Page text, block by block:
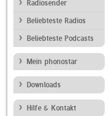
Radiosender
Beliebteste Radios
Beliebteste Podcasts
Mein phonostar
Downloads
Hilfe & Kontakt